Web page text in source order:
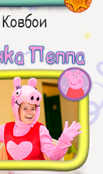
Ковбои